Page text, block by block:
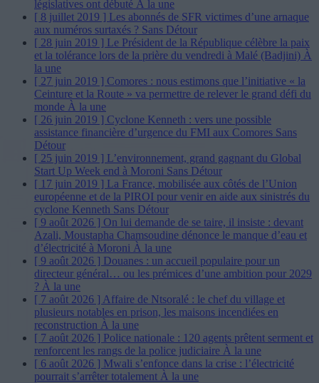
législatives ont débuté À la une
[ 8 juillet 2019 ] Les abonnés de SFR victimes d’une arnaque
aux numéros surtaxés ? Sans Détour
[ 28 juin 2019 ] Le Président de la République célèbre la paix
et la tolérance lors de la prière du vendredi à Malé (Badjini) À
la une
[ 27 juin 2019 ] Comores : nous estimons que l’initiative « la
Ceinture et la Route » va permettre de relever le grand défi du
monde À la une
[ 26 juin 2019 ] Cyclone Kenneth : vers une possible
assistance financière d’urgence du FMI aux Comores Sans
Détour
[ 25 juin 2019 ] L’environnement, grand gagnant du Global
Start Up Week end à Moroni Sans Détour
[ 17 juin 2019 ] La France, mobilisée aux côtés de l’Union
européenne et de la PIROI pour venir en aide aux sinistrés du
cyclone Kenneth Sans Détour
[ 9 août 2026 ] On lui demande de se taire, il insiste : devant
Azali, Moustapha Chamsoudine dénonce le manque d’eau et
d’électricité à Moroni À la une
[ 9 août 2026 ] Douanes : un accueil populaire pour un
directeur général… ou les prémices d’une ambition pour 2029
? À la une
[ 7 août 2026 ] Affaire de Ntsoralé : le chef du village et
plusieurs notables en prison, les maisons incendiées en
reconstruction À la une
[ 7 août 2026 ] Police nationale : 120 agents prêtent serment et
renforcent les rangs de la police judiciaire À la une
[ 6 août 2026 ] Mwali s’enfonce dans la crise : l’électricité
pourrait s’arrêter totalement À la une